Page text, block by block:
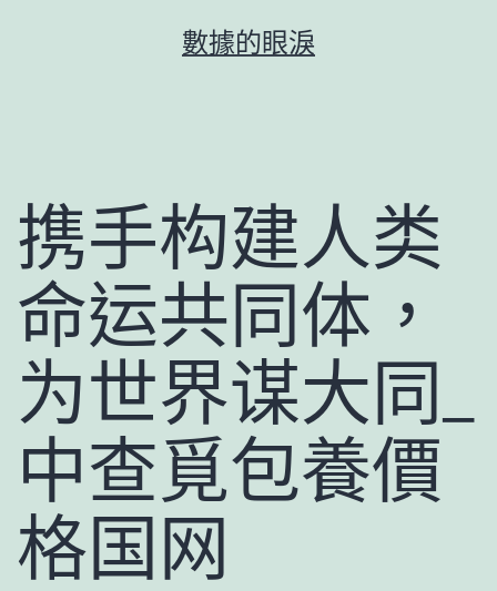
數據的眼淚
携手构建人类
命运共同体，
为世界谋大同_
中查覓包養價
格国网